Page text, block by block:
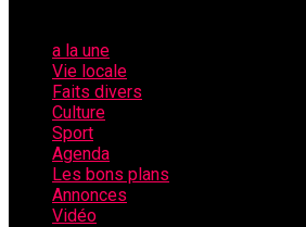
a la une
Vie locale
Faits divers
Culture
Sport
Agenda
Les bons plans
Annonces
Vidéo